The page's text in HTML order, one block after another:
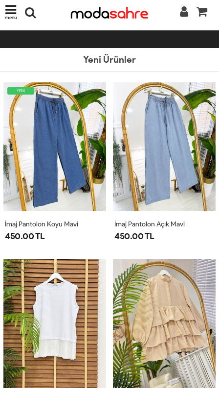
menü
Yeni Ürünler
YENİ
İmaj Pantolon Koyu Mavi
450.00 TL
İmaj Pantolon Açık Mavi
450.00 TL